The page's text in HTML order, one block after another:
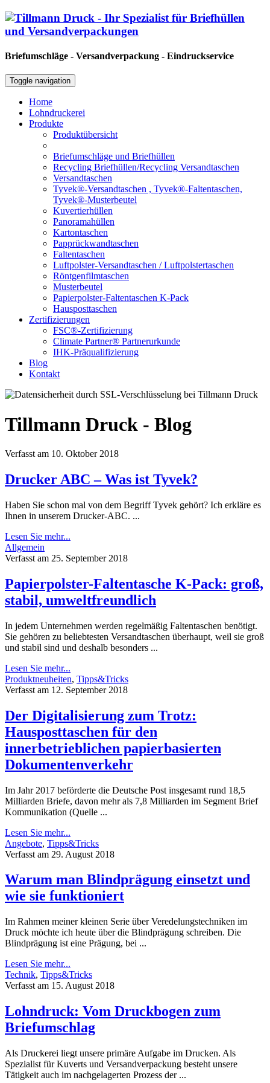
Briefumschläge - Versandverpackung - Eindruckservice
Toggle navigation
Home
Lohndruckerei
Produkte
Produktübersicht
Briefumschläge und Briefhüllen
Recycling Briefhüllen/Recycling Versandtaschen
Versandtaschen
Tyvek®-Versandtaschen , Tyvek®-Faltentaschen,
Tyvek®-Musterbeutel
Kuvertierhüllen
Panoramahüllen
Kartontaschen
Papprückwandtaschen
Faltentaschen
Luftpolster-Versandtaschen / Luftpolstertaschen
Röntgenfilmtaschen
Musterbeutel
Papierpolster-Faltentaschen K-Pack
Hausposttaschen
Zertifizierungen
FSC®-Zertifizierung
Climate Partner® Partnerurkunde
IHK-Präqualifizierung
Blog
Kontakt
Tillmann Druck - Blog
Verfasst am 10. Oktober 2018
Drucker ABC – Was ist Tyvek?
Haben Sie schon mal von dem Begriff Tyvek gehört? Ich erkläre es
Ihnen in unserem Drucker-ABC. ...
Lesen Sie mehr...
Allgemein
Verfasst am 25. September 2018
Papierpolster-Faltentasche K-Pack: groß,
stabil, umweltfreundlich
In jedem Unternehmen werden regelmäßig Faltentaschen benötigt.
Sie gehören zu beliebtesten Versandtaschen überhaupt, weil sie groß
und stabil sind und deshalb besonders ...
Lesen Sie mehr...
Produktneuheiten, Tipps&Tricks
Verfasst am 12. September 2018
Der Digitalisierung zum Trotz:
Hausposttaschen für den
innerbetrieblichen papierbasierten
Dokumentenverkehr
Im Jahr 2017 beförderte die Deutsche Post insgesamt rund 18,5
Milliarden Briefe, davon mehr als 7,8 Milliarden im Segment Brief
Kommunikation (Quelle ...
Lesen Sie mehr...
Angebote, Tipps&Tricks
Verfasst am 29. August 2018
Warum man Blindprägung einsetzt und
wie sie funktioniert
Im Rahmen meiner kleinen Serie über Veredelungstechniken im
Druck möchte ich heute über die Blindprägung schreiben. Die
Blindprägung ist eine Prägung, bei ...
Lesen Sie mehr...
Technik, Tipps&Tricks
Verfasst am 15. August 2018
Lohndruck: Vom Druckbogen zum
Briefumschlag
Als Druckerei liegt unsere primäre Aufgabe im Drucken. Als
Spezialist für Kuverts und Versandverpackung besteht unsere
Tätigkeit auch im nachgelagerten Prozess der ...